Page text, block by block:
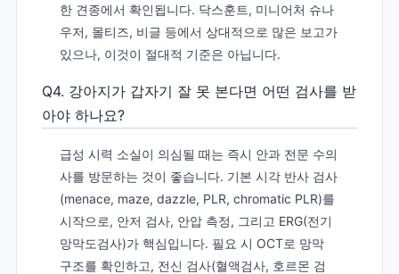
한 견종에서 확인됩니다. 닥스훈트, 미니어처 슈나
우저, 몰티즈, 비글 등에서 상대적으로 많은 보고가
있으나, 이것이 절대적 기준은 아닙니다.
Q4. 강아지가 갑자기 잘 못 본다면 어떤 검사를 받
아야 하나요?
급성 시력 소실이 의심될 때는 즉시 안과 전문 수의
사를 방문하는 것이 좋습니다. 기본 시각 반사 검사
(menace, maze, dazzle, PLR, chromatic PLR)를
시작으로, 안저 검사, 안압 측정, 그리고 ERG(전기
망막도검사)가 핵심입니다. 필요 시 OCT로 망막
구조를 확인하고, 전신 검사(혈액검사, 호르몬 검